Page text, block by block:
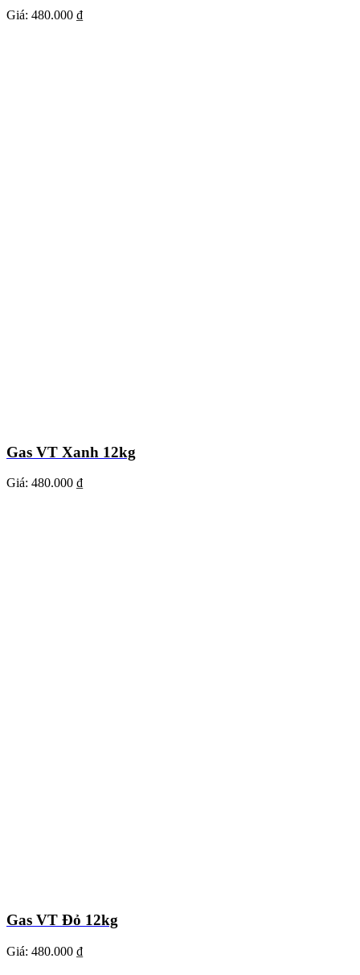
Giá: 480.000 ₫
Gas VT Xanh 12kg
Giá: 480.000 ₫
Gas VT Đỏ 12kg
Giá: 480.000 ₫